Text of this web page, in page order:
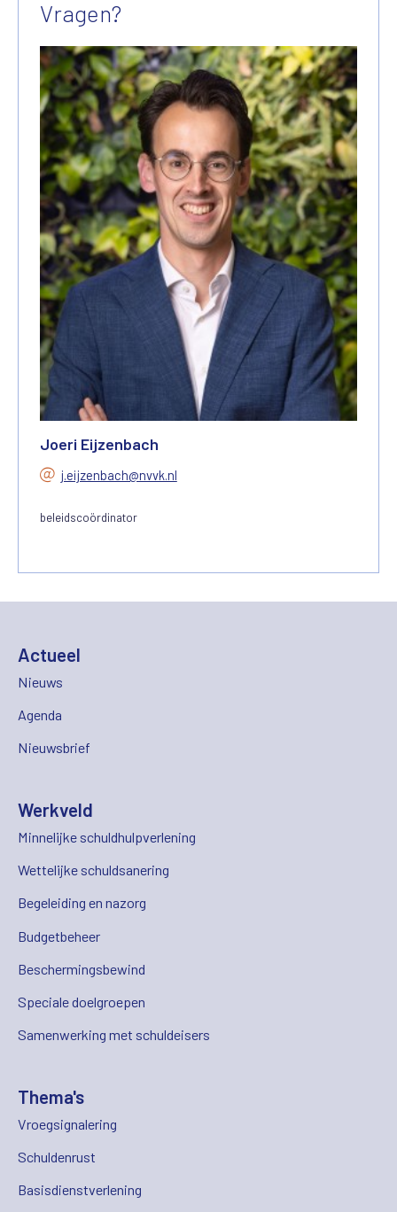
Vragen?
Joeri Eijzenbach
j.eijzenbach@nvvk.nl
beleidscoördinator
Actueel
Nieuws
Agenda
Nieuwsbrief
Werkveld
Minnelijke schuldhulpverlening
Wettelijke schuldsanering
Begeleiding en nazorg
Budgetbeheer
Beschermingsbewind
Speciale doelgroepen
Samenwerking met schuldeisers
Thema's
Vroegsignalering
Schuldenrust
Basisdienstverlening